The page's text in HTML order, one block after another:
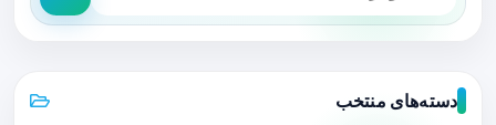
دسته‌های منتخب